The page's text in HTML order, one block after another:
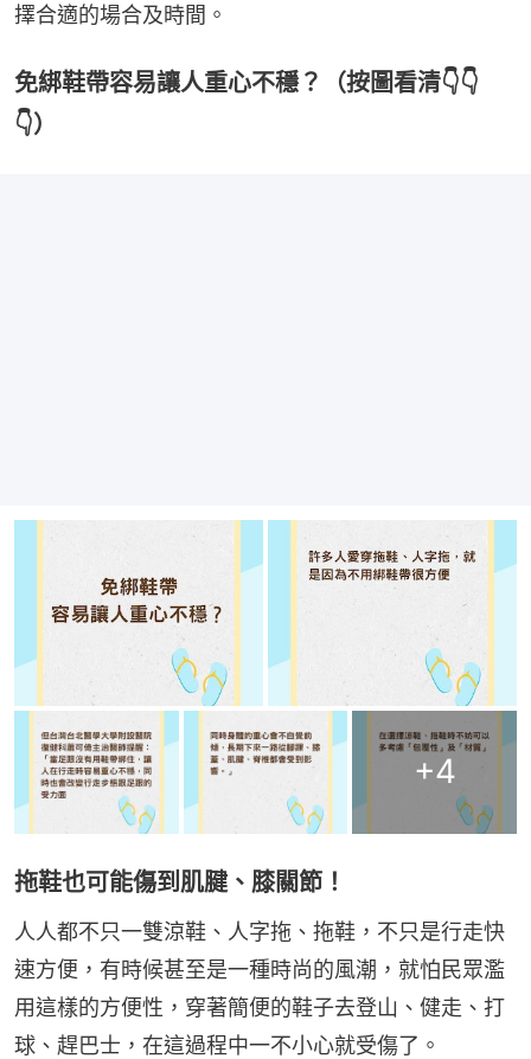
擇合適的場合及時間。
免綁鞋帶容易讓人重心不穩？（按圖看清👇👇
👇）
+4
拖鞋也可能傷到肌腱、膝關節！
人人都不只一雙涼鞋、人字拖、拖鞋，不只是行走快
速方便，有時候甚至是一種時尚的風潮，就怕民眾濫
用這樣的方便性，穿著簡便的鞋子去登山、健走、打
球、趕巴士，在這過程中一不小心就受傷了。